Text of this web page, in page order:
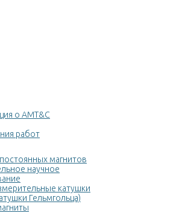
о AMT&C
работ
магнитов
научное
катушки
Гельмгольца)